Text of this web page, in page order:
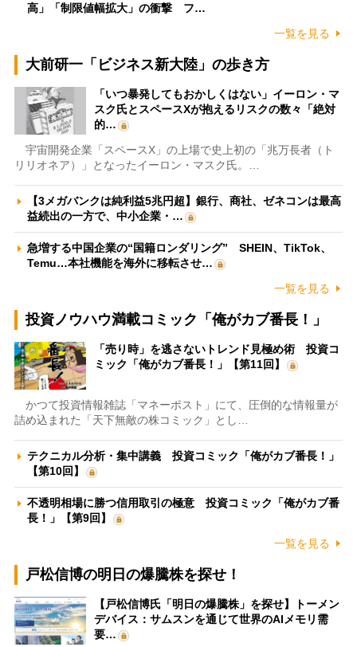
高」「制限値幅拡大」の衝撃 フ…
一覧を見る
大前研一「ビジネス新大陸」の歩き方
「いつ暴発してもおかしくはない」イーロン・マ
スク氏とスペースXが抱えるリスクの数々「絶対
的…
宇宙開発企業「スペースX」の上場で史上初の「兆万長者（ト
リリオネア）」となったイーロン・マスク氏。…
【3メガバンクは純利益5兆円超】銀行、商社、ゼネコンは最高
益続出の一方で、中小企業・…
急増する中国企業の“国籍ロンダリング” SHEIN、TikTok、
Temu…本社機能を海外に移転させ…
一覧を見る
投資ノウハウ満載コミック「俺がカブ番長！」
「売り時」を逃さないトレンド見極め術 投資コ
ミック「俺がカブ番長！」【第11回】
かつて投資情報雑誌「マネーポスト」にて、圧倒的な情報量が
詰め込まれた「天下無敵の株コミック」とし…
テクニカル分析・集中講義 投資コミック「俺がカブ番長！」
【第10回】
不透明相場に勝つ信用取引の極意 投資コミック「俺がカブ番
長！」【第9回】
一覧を見る
戸松信博の明日の爆騰株を探せ！
【戸松信博氏「明日の爆騰株」を探せ】トーメン
デバイス：サムスンを通じて世界のAIメモリ需
要…